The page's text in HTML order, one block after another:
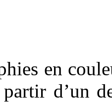
en
d’un